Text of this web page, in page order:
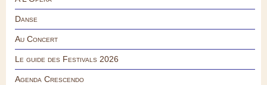
Danse
Au Concert
Le guide des Festivals 2026
Agenda Crescendo